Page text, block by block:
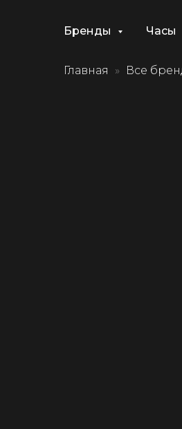
Бренды Часы
Главная Все